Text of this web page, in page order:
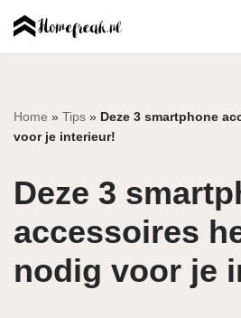
inhoud
Home » Tips » Deze 3 smartphone
voor je interieur!
Deze 3
accessoires
nodig voor je